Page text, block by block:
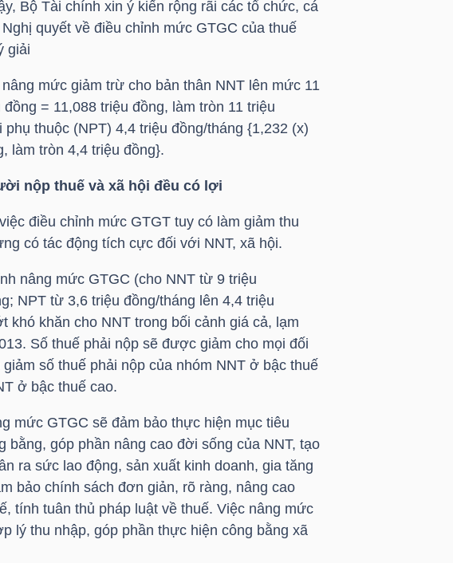
Bộ Tài chính xin ý kiến rộng rãi các tổ chức, cá
quyết về điều chỉnh mức GTGC của thuế
giải
mức giảm trừ cho bản thân NNTlên mức 11
= 11,088 triệu đồng, làm tròn 11 triệu
thuộc (NPT) 4,4 triệu đồng/tháng {1,232 (x)
làm tròn 4,4 triệu đồng}.
nộp thuế và xã hội đều có lợi
điều chỉnh mức GTGT tuy có làm giảm thu
có tác động tích cực đối với NNT, xã hội.
nâng mức GTGC (cho NNTtừ 9 triệu
NPT từ 3,6 triệu đồng/tháng lên 4,4 triệu
khó khăn cho NNTtrong bối cảnh giá cả, lạm
Số thuế phải nộp sẽ được giảm cho mọi đối
số thuế phải nộp của nhóm NNTở bậc thuế
ở bậc thuế cao.
mức GTGC sẽ đảm bảo thực hiện mục tiêu
bằng, góp phần nâng cao đời sống của NNT, tạo
ra sức lao động, sản xuất kinh doanh, gia tăng
bảo chính sách đơn giản, rõ ràng, nâng cao
tính tuân thủ pháp luật về thuế. Việc nâng mức
lý thu nhập, góp phần thực hiện công bằng xã